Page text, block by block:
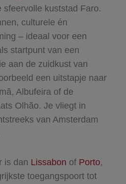
sfeervolle kuststad Faro.
culturele én
– ideaal voor een
startpunt van een
aan de zuidkust van
een uitstapje naar
Albufeira of de
Olhão. Je vliegt in
van Amsterdam
is dan Lissabon of Porto,
toegangspoort tot